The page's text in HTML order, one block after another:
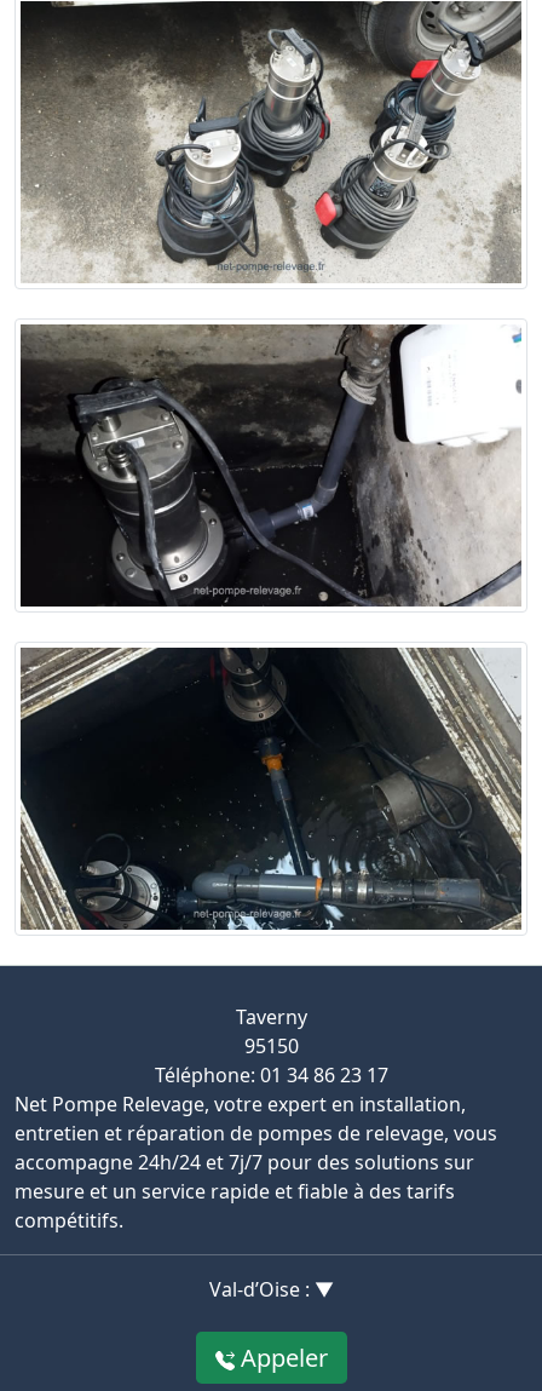
Taverny
95150
Téléphone: 01 34 86 23 17
Net Pompe Relevage, votre expert en installation,
entretien et réparation de pompes de relevage, vous
accompagne 24h/24 et 7j/7 pour des solutions sur
mesure et un service rapide et fiable à des tarifs
compétitifs.
Val-d’Oise : ▼
Appeler